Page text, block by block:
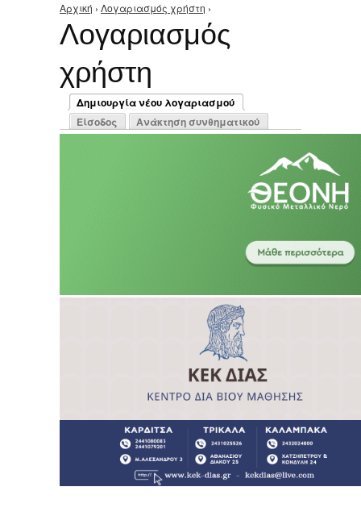
Είστε εδώ
Αρχική › Λογαριασμός χρήστη ›
Λογαριασμός
χρήστη
Πρωτεύουσες καρτέλες
Δημιουργία νέου λογαριασμού
(ενεργή καρτέλα)
Είσοδος Ανάκτηση συνθηματικού